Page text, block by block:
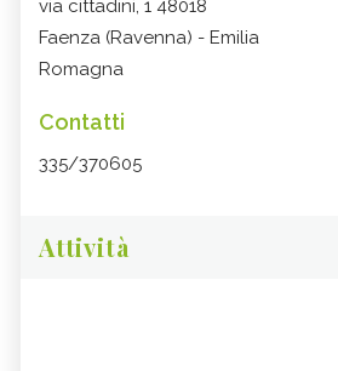
via cittadini, 1 48018
Faenza (Ravenna) - Emilia
Romagna
Contatti
335/370605
Attività